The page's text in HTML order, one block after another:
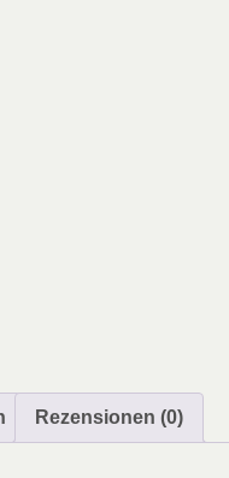
Rezensionen (0)